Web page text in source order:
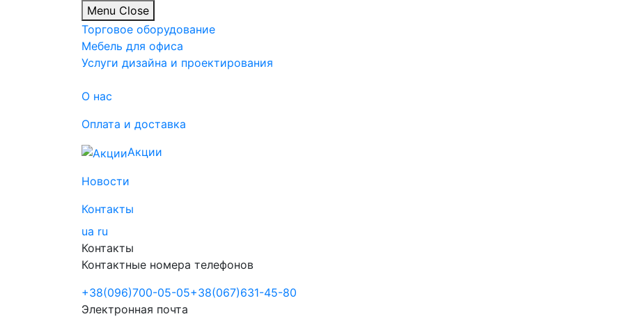
Menu Close
Торговое оборудование
Мебель для офиса
Услуги дизайна и проектирования
О нас
Оплата и доставка
Акции
Новости
Контакты
ua ru
Контакты
Контактные номера телефонов
+38(096)700-05-05+38(067)631-45-80
Электронная почта